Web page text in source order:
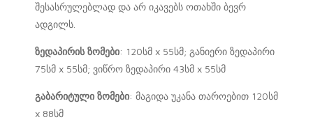
შესასრულებლად და არ იკავებს ოთახში ბევრ
ადგილს.
ზედაპირის ზომები: 120სმ x 55სმ; განიერი ზედაპირი
75სმ x 55სმ; ვიწრო ზედაპირი 43სმ x 55სმ
გაბარიტული ზომები: მაგიდა უკანა თაროებით 120სმ
x 88სმ